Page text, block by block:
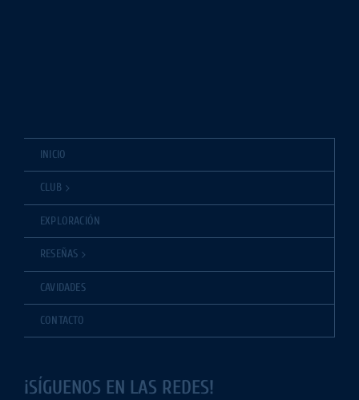
INICIO
CLUB
EXPLORACIÓN
RESEÑAS
CAVIDADES
CONTACTO
¡SÍGUENOS EN LAS REDES!